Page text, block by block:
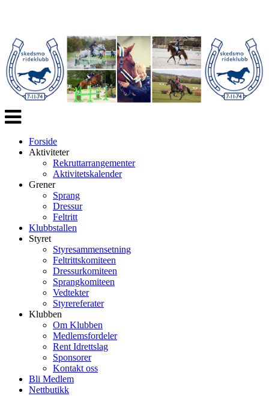
Veksle
navigasjon
Forside
Aktiviteter
Rekruttarrangementer
Aktivitetskalender
Grener
Sprang
Dressur
Feltritt
Klubbstallen
Styret
Styresammensetning
Feltrittskomiteen
Dressurkomiteen
Sprangkomiteen
Vedtekter
Styrereferater
Klubben
Om Klubben
Medlemsfordeler
Rent Idrettslag
Sponsorer
Kontakt oss
Bli Medlem
Nettbutikk